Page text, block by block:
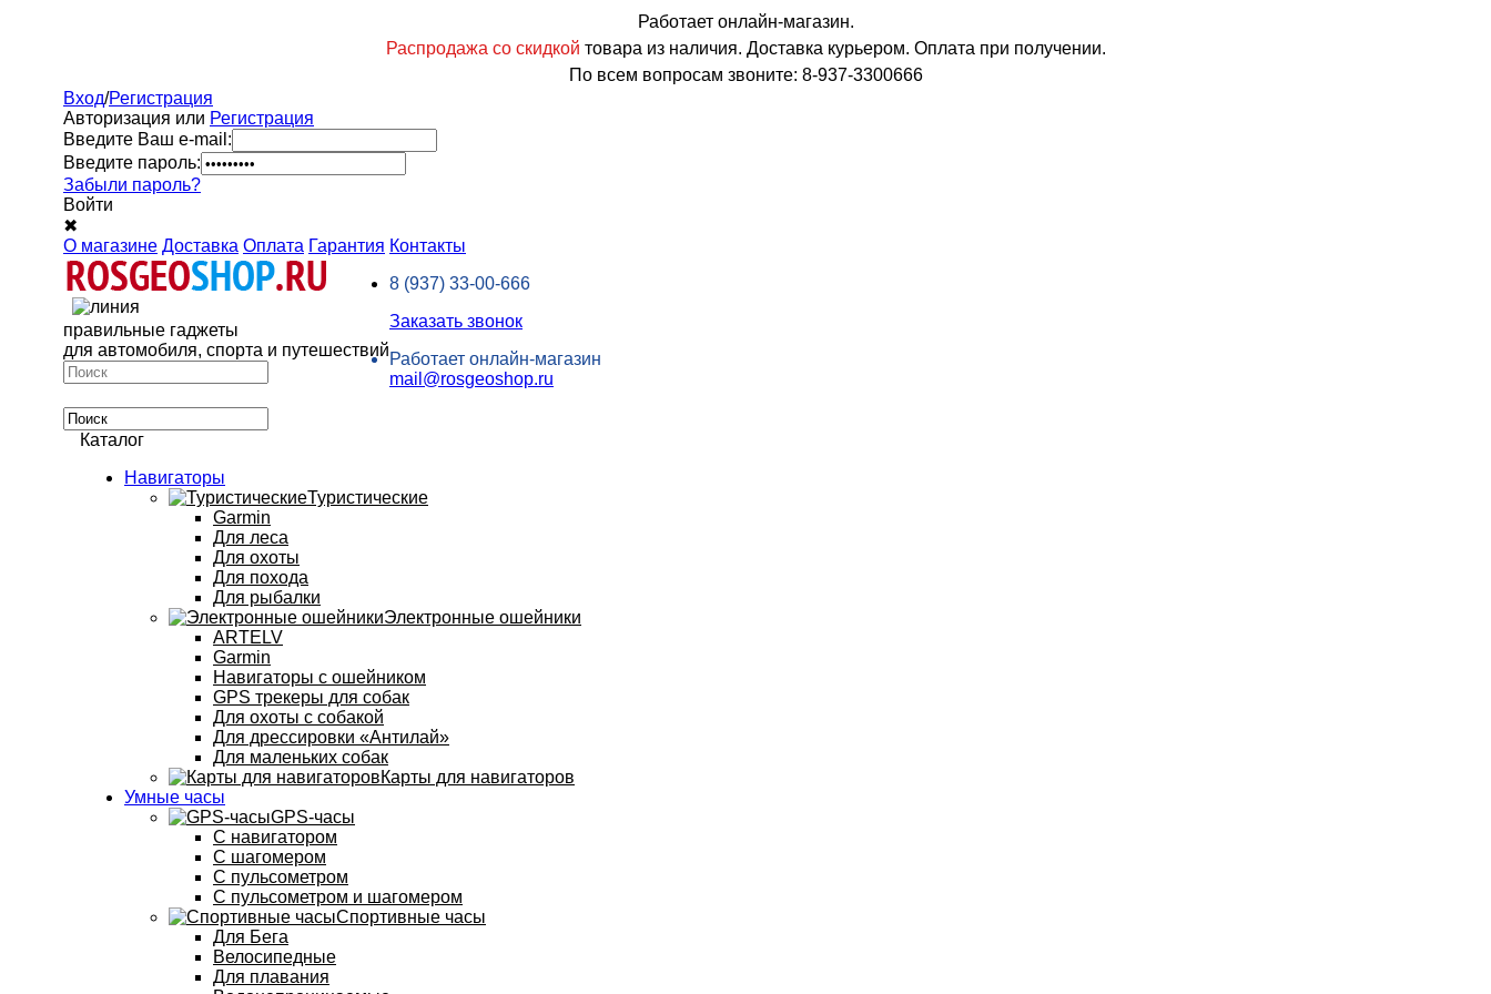
Работает онлайн-магазин.
Распродажа со скидкой товара из наличия. Доставка курьером. Оплата при получении.
По всем вопросам звоните: 8-937-3300666
Вход/Регистрация
Авторизация или Регистрация
Введите Ваш e-mail:
Введите пароль:
Забыли пароль?
Войти
✖
О магазине Доставка Оплата Гарантия Контакты
правильные гаджеты
для автомобиля, спорта и путешествий
8 (937) 33-00-666
Заказать звонок
Работает онлайн-магазин
mail@rosgeoshop.ru
Каталог
Навигаторы
Туристические
Garmin
Для леса
Для охоты
Для похода
Для рыбалки
Электронные ошейники
ARTELV
Garmin
Навигаторы с ошейником
GPS трекеры для собак
Для охоты с собакой
Для дрессировки «Антилай»
Для маленьких собак
Карты для навигаторов
Умные часы
GPS-часы
С навигатором
С шагомером
С пульсометром
С пульсометром и шагомером
Спортивные часы
Для Бега
Велосипедные
Для плавания